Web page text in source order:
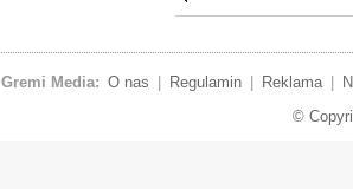
Gremi Media: O nas Regulamin Reklama
©